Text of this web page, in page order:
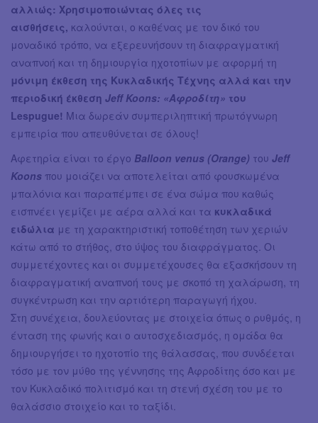
αλλιώς: Χρησιμοποιώντας όλες τις
αισθήσεις, καλούνται, ο καθένας με τον δικό του
μοναδικό τρόπο, να εξερευνήσουν τη διαφραγματική
αναπνοή και τη δημιουργία ηχοτοπίων με αφορμή τη
μόνιμη έκθεση της Κυκλαδικής Τέχνης αλλά και την
περιοδική έκθεση Jeff Koons: «Αφροδίτη» του
Lespugue! Μια δωρεάν συμπεριληπτική πρωτόγνωρη
εμπειρία που απευθύνεται σε όλους!
Αφετηρία είναι το έργο Balloon venus (Orange) του Jeff
Koons που μοιάζει να αποτελείται από φουσκωμένα
μπαλόνια και παραπέμπει σε ένα σώμα που καθώς
εισπνέει γεμίζει με αέρα αλλά και τα κυκλαδικά
ειδώλια με τη χαρακτηριστική τοποθέτηση των χεριών
κάτω από το στήθος, στο ύψος του διαφράγματος. Οι
συμμετέχοντες και οι συμμετέχουσες θα εξασκήσουν τη
διαφραγματική αναπνοή τους με σκοπό τη χαλάρωση, τη
συγκέντρωση και την αρτιότερη παραγωγή ήχου.
Στη συνέχεια, δουλεύοντας με στοιχεία όπως ο ρυθμός, η
ένταση της φωνής και ο αυτοσχεδιασμός, η ομάδα θα
δημιουργήσει το ηχοτοπίο της θάλασσας, που συνδέεται
τόσο με τον μύθο της γέννησης της Αφροδίτης όσο και με
τον Κυκλαδικό πολιτισμό και τη στενή σχέση του με το
θαλάσσιο στοιχείο και το ταξίδι.